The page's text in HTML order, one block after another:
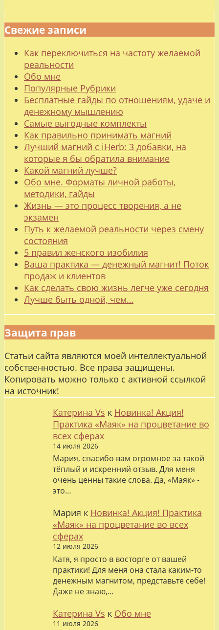
Свежие записи
Как переключиться на частоту желаемой
реальности
Обо мне
Популярные Рубрики
Бесплатные гайды по отношениям, удаче и
денежному мышлению
Самые выгодные комплекты
Как правильно принимать магний
Лучший магний с iHerb: 3 добавки, на
которые я бы обратила внимание
Какой магний лучше?
Обо мне. Форматы личной работы,
методики, гайды
Жизнь — это процесс творения, а не
экзамен
Путь к желаемой реальности через смену
состояния
5 правил женского изобилия
Ваша практика — денежный магнит! Поток
продаж и клиентов
Как сделать свою жизнь легче уже сегодня
Лучше быть одной, чем…
Защита прав
Статьи сайта являются моей интеллектуальной
собственностью. Все права защищены.
Копировать можно только с активной ссылкой
на источник!
Катерина Vs к Новинка! Акция!
Практика «Маяк» на процветание во
всех сферах
14 июля 2026
Мария, спасибо вам огромное за такой
тёплый и искренний отзыв. Для меня
очень ценны такие слова. Да, «Маяк» -
это…
Мария к Новинка! Акция! Практика
«Маяк» на процветание во всех
сферах
12 июля 2026
Катя, я просто в восторге от вашей
практики! Для меня она стала каким-то
денежным магнитом, представьте себе!
Даже не знаю,…
Катерина Vs к Обо мне
11 июля 2026